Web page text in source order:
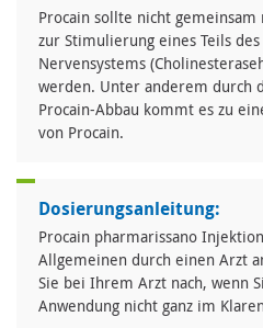
Procain sollte nicht
zur Stimulierung eines Teils
Nervensystems
werden. Unter anderem durch
Procain-Abbau kommt es zu
von Procain.
Dosierungsanleitung:
Procain pharmarissano
Allgemeinen durch einen Arzt
Sie bei Ihrem Arzt nach, wenn
Anwendung nicht ganz im